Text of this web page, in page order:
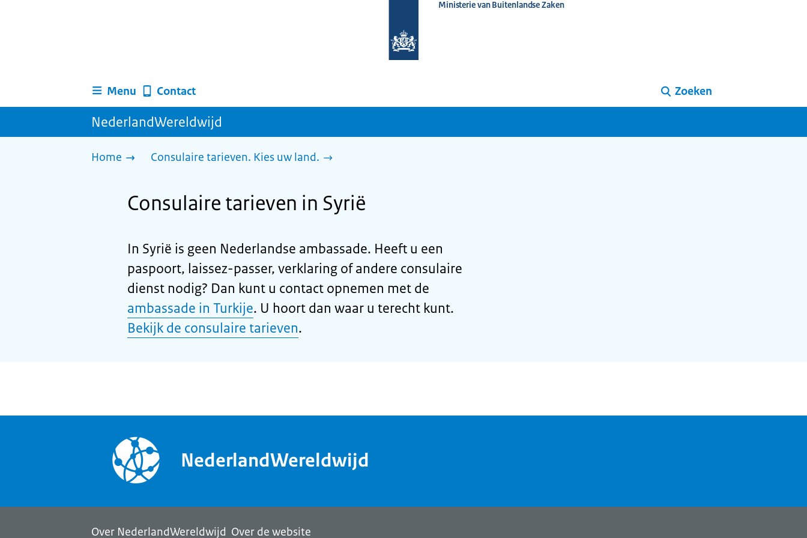
homepage
Ministerie van Buitenlandse Zaken
Menu Contact Zoeken
NederlandWereldwijd
Home Consulaire tarieven. Kies uw land.
Consulaire tarieven in Syrië
In Syrië is geen Nederlandse ambassade. Heeft u een
paspoort, laissez-passer, verklaring of andere consulaire
dienst nodig? Dan kunt u contact opnemen met de
ambassade in Turkije. U hoort dan waar u terecht kunt.
Bekijk de consulaire tarieven.
NederlandWereldwijd
Over NederlandWereldwijd Over de website